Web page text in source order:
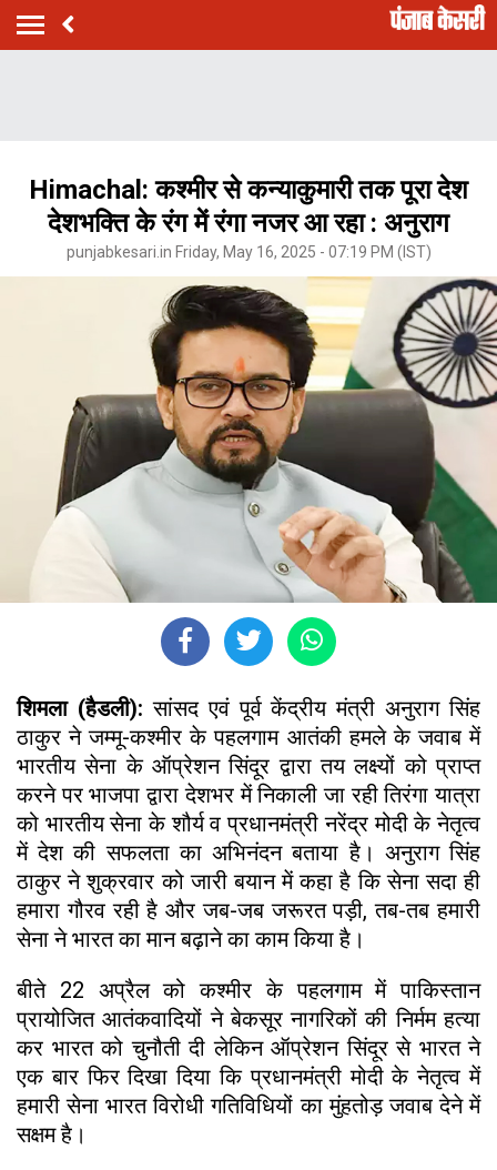
Himachal: कश्मीर से कन्याकुमारी तक पूरा देश
देशभक्ति के रंग में रंगा नजर आ रहा : अनुराग
punjabkesari.in Friday, May 16, 2025 - 07:19 PM (IST)
शिमला (हैडली):सांसद एवं पूर्व केंद्रीय मंत्री अनुराग सिंह
ठाकुर ने जम्मू-कश्मीर के पहलगाम आतंकी हमले के जवाब में
भारतीय सेना के ऑप्रेशन सिंदूर द्वारा तय लक्ष्यों को प्राप्त
करने पर भाजपा द्वारा देशभर में निकाली जा रही तिरंगा यात्रा
को भारतीय सेना के शौर्य व प्रधानमंत्री नरेंद्र मोदी के नेतृत्व
में देश की सफलता का अभिनंदन बताया है। अनुराग सिंह
ठाकुर ने शुक्रवार को जारी बयान में कहा है कि सेना सदा ही
हमारा गौरव रही है और जब-जब जरूरत पड़ी, तब-तब हमारी
सेना ने भारत का मान बढ़ाने का काम किया है।
बीते 22 अप्रैल को कश्मीर के पहलगाम में पाकिस्तान
प्रायोजित आतंकवादियों ने बेकसूर नागरिकों की निर्मम हत्या
कर भारत को चुनौती दी लेकिन ऑप्रेशन सिंदूर से भारत ने
एक बार फिर दिखा दिया कि प्रधानमंत्री मोदी के नेतृत्व में
हमारी सेना भारत विरोधी गतिविधियों का मुंहतोड़ जवाब देने में
सक्षम है।